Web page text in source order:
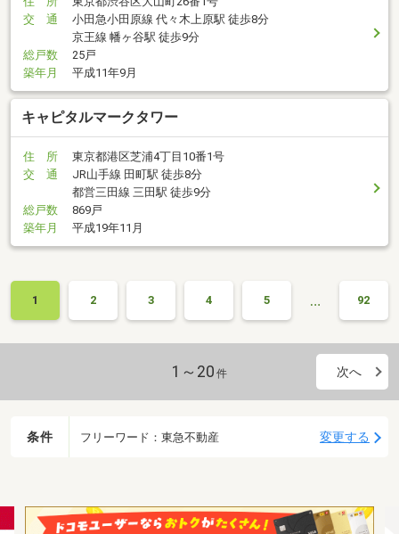
交 通
小田急小田原線 代々木上原駅 徒歩8分
京王線 幡ヶ谷駅 徒歩9分
総戸数
25戸
築年月
平成11年9月
キャピタルマークタワー
住 所
東京都港区芝浦4丁目10番1号
交 通
JR山手線 田町駅 徒歩8分
都営三田線 三田駅 徒歩9分
総戸数
869戸
築年月
平成19年11月
1 2 3 4 5 … 92
1～20 件 次へ
条件 フリーワード：東急不動産 変更する